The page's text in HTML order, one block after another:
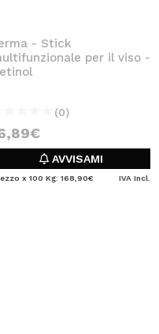
potrai fare i tuoi
lo stato dei tuoi ordini e
- Stick
per il viso -
(0)
AVVISAMI
x 100 Kg: 168,90€ IVA Incl.